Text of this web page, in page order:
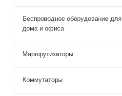
Беспроводное оборудование для
дома и офиса
Маршрутизаторы
Коммутаторы